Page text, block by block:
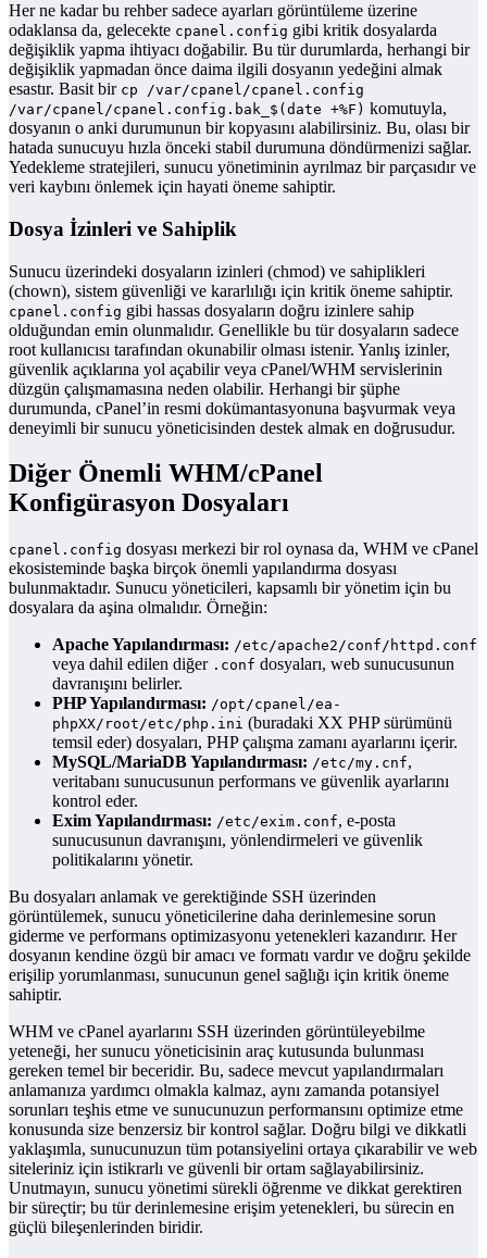
Her ne kadar bu rehber sadece ayarları görüntüleme üzerine
odaklansa da, gelecekte cpanel.config gibi kritik dosyalarda
değişiklik yapma ihtiyacı doğabilir. Bu tür durumlarda, herhangi bir
değişiklik yapmadan önce daima ilgili dosyanın yedeğini almak
esastır. Basit bir cp /var/cpanel/cpanel.config
/var/cpanel/cpanel.config.bak_$(date +%F) komutuyla,
dosyanın o anki durumunun bir kopyasını alabilirsiniz. Bu, olası bir
hatada sunucuyu hızla önceki stabil durumuna döndürmenizi sağlar.
Yedekleme stratejileri, sunucu yönetiminin ayrılmaz bir parçasıdır ve
veri kaybını önlemek için hayati öneme sahiptir.
Dosya İzinleri ve Sahiplik
Sunucu üzerindeki dosyaların izinleri (chmod) ve sahiplikleri
(chown), sistem güvenliği ve kararlılığı için kritik öneme sahiptir.
cpanel.config gibi hassas dosyaların doğru izinlere sahip
olduğundan emin olunmalıdır. Genellikle bu tür dosyaların sadece
root kullanıcısı tarafından okunabilir olması istenir. Yanlış izinler,
güvenlik açıklarına yol açabilir veya cPanel/WHM servislerinin
düzgün çalışmamasına neden olabilir. Herhangi bir şüphe
durumunda, cPanel’in resmi dokümantasyonuna başvurmak veya
deneyimli bir sunucu yöneticisinden destek almak en doğrusudur.
Diğer Önemli WHM/cPanel
Konfigürasyon Dosyaları
cpanel.config dosyası merkezi bir rol oynasa da, WHM ve cPanel
ekosisteminde başka birçok önemli yapılandırma dosyası
bulunmaktadır. Sunucu yöneticileri, kapsamlı bir yönetim için bu
dosyalara da aşina olmalıdır. Örneğin:
Apache Yapılandırması: /etc/apache2/conf/httpd.conf
veya dahil edilen diğer .conf dosyaları, web sunucusunun
davranışını belirler.
PHP Yapılandırması: /opt/cpanel/ea-
phpXX/root/etc/php.ini (buradaki XX PHP sürümünü
temsil eder) dosyaları, PHP çalışma zamanı ayarlarını içerir.
MySQL/MariaDB Yapılandırması: /etc/my.cnf,
veritabanı sunucusunun performans ve güvenlik ayarlarını
kontrol eder.
Exim Yapılandırması: /etc/exim.conf, e-posta
sunucusunun davranışını, yönlendirmeleri ve güvenlik
politikalarını yönetir.
Bu dosyaları anlamak ve gerektiğinde SSH üzerinden
görüntülemek, sunucu yöneticilerine daha derinlemesine sorun
giderme ve performans optimizasyonu yetenekleri kazandırır. Her
dosyanın kendine özgü bir amacı ve formatı vardır ve doğru şekilde
erişilip yorumlanması, sunucunun genel sağlığı için kritik öneme
sahiptir.
WHM ve cPanel ayarlarını SSH üzerinden görüntüleyebilme
yeteneği, her sunucu yöneticisinin araç kutusunda bulunması
gereken temel bir beceridir. Bu, sadece mevcut yapılandırmaları
anlamanıza yardımcı olmakla kalmaz, aynı zamanda potansiyel
sorunları teşhis etme ve sunucunuzun performansını optimize etme
konusunda size benzersiz bir kontrol sağlar. Doğru bilgi ve dikkatli
yaklaşımla, sunucunuzun tüm potansiyelini ortaya çıkarabilir ve web
siteleriniz için istikrarlı ve güvenli bir ortam sağlayabilirsiniz.
Unutmayın, sunucu yönetimi sürekli öğrenme ve dikkat gerektiren
bir süreçtir; bu tür derinlemesine erişim yetenekleri, bu sürecin en
güçlü bileşenlerinden biridir.